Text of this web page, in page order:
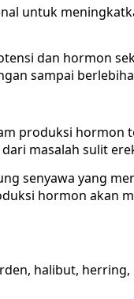
untuk
dan hormon
sampai
produksi hormon
masalah sulit
senyawa yang
hormon akan
halibut,